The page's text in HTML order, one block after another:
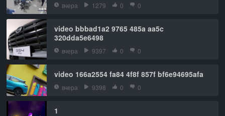
вчера 1279 0 0
video bbbad1a2 9765 485a aa5c
320dda5e6498
вчера 9397 0 0
video 166a2554 fa84 4f8f 857f bf6e94695afa
вчера 9398 0 0
1